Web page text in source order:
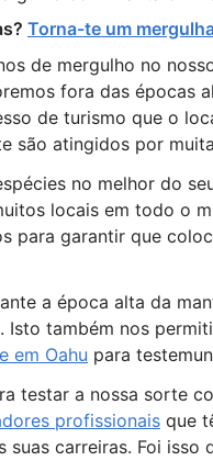
Torna-te um
de mergulho no
fora das épocas
de turismo que o
são atingidos por
no melhor do
locais em todo o
para garantir que
a época alta da
também nos
em Oahu para
testar a nossa sorte
profissionaisque
suas carreiras. Foi